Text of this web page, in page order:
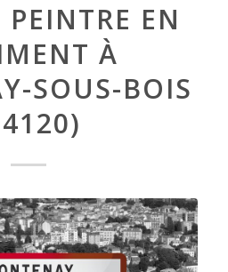
EN
À
SOUS-BOIS